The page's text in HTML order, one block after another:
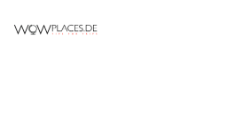
Reiseblog